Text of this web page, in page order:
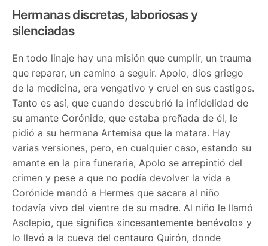
Hermanas discretas, laboriosas y
silenciadas
En todo linaje hay una misión que cumplir, un trauma
que reparar, un camino a seguir. Apolo, dios griego
de la medicina, era vengativo y cruel en sus castigos.
Tanto es así, que cuando descubrió la infidelidad de
su amante Corónide, que estaba preñada de él, le
pidió a su hermana Artemisa que la matara. Hay
varias versiones, pero, en cualquier caso, estando su
amante en la pira funeraria, Apolo se arrepintió del
crimen y pese a que no podía devolver la vida a
Corónide mandó a Hermes que sacara al niño
todavía vivo del vientre de su madre. Al niño le llamó
Asclepio, que significa «incesantemente benévolo» y
lo llevó a la cueva del centauro Quirón, donde